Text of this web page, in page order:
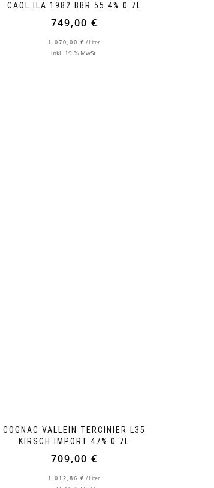
CAOL ILA 1982 BBR 55.4% 0.7L
749,00 €
1.070,00€ / Liter
inkl. 19 % MwSt.
COGNAC VALLEIN TERCINIER L35
KIRSCH IMPORT 47% 0.7L
709,00 €
1.012,86€ / Liter